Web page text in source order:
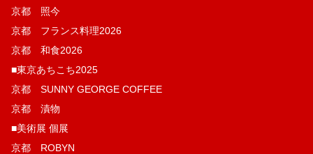
京都 照今
京都 フランス料理2026
京都 和食2026
■東京あちこち2025
京都 SUNNY GEORGE COFFEE
京都 漬物
■美術展 個展
京都 ROBYN